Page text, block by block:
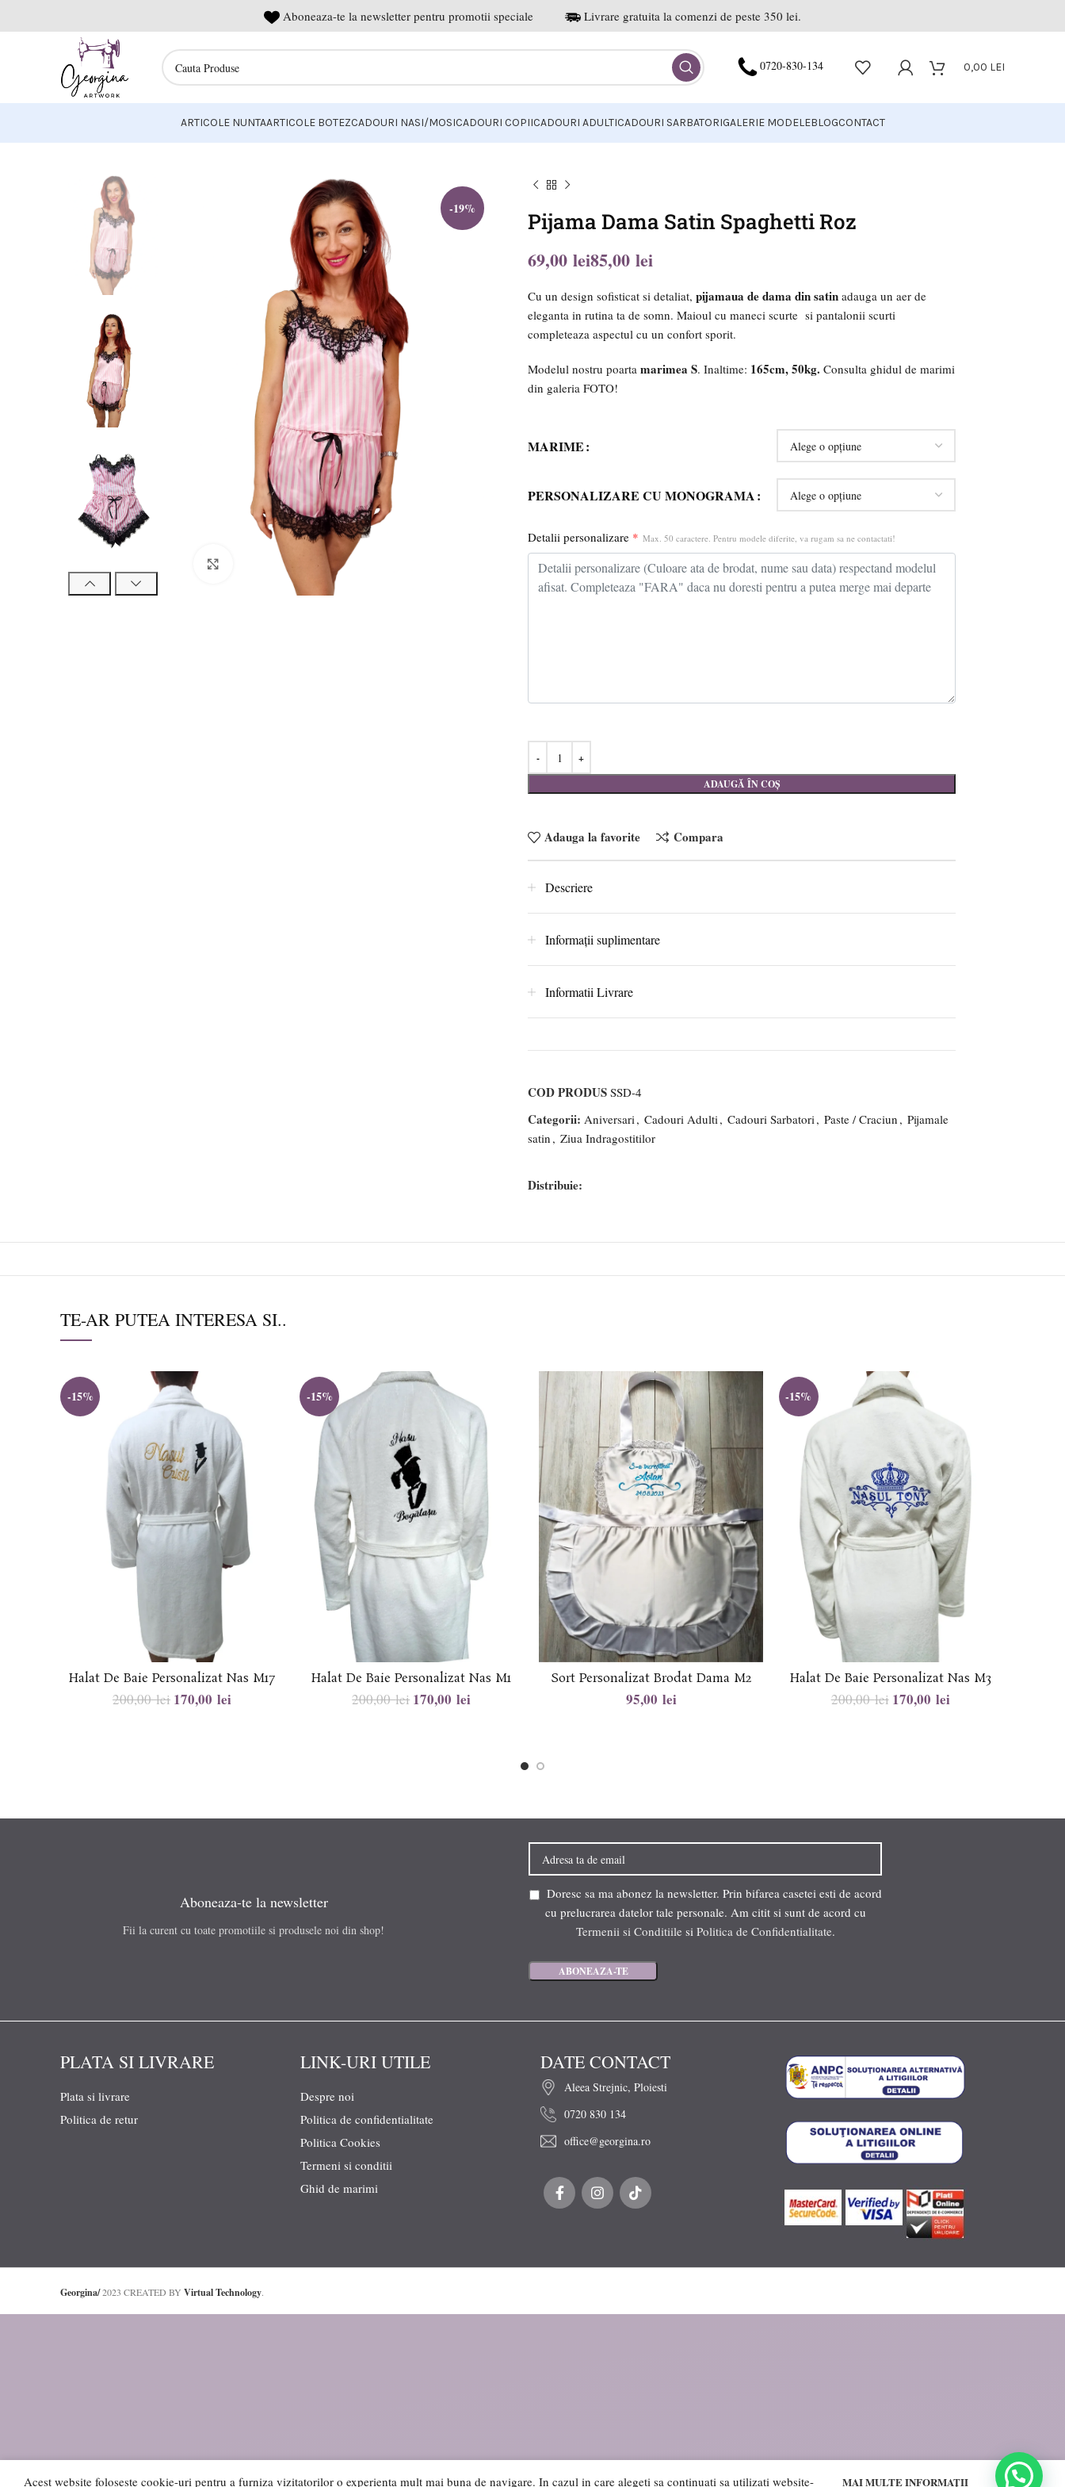
Aboneaza-te la newsletter pentru promotii speciale Livrare gratuita la comenzi de peste 350 lei.
0720-830-134 0,00 LEI
ARTICOLE NUNTAARTICOLE BOTEZCADOURI NASI/MOSICADOURI COPIICADOURI ADULTICADOURI SARBATORIGALERIE MODELEBLOGCONTACT
-19%
Click to enlarge
Pijama Dama Satin Spaghetti Roz
lei lei
Cu un design sofisticat si detaliat, pijamaua de dama din satin adauga un aer de
eleganta in rutina ta de somn. Maioul cu maneci scurte si pantalonii scurti
completeaza aspectul cu un confort sporit.
Modelul nostru poarta marimea S. Inaltime: 165cm, 50kg. Consulta ghidul de marimi
din galeria FOTO!
MARIME
PERSONALIZARE CU MONOGRAMA
Detalii personalizare * Max. 50 caractere. Pentru modele diferite, va rugam sa ne contactati!
ADAUGĂ ÎN COȘ
Adauga la favorite Compara
Descriere
Informații suplimentare
Informatii Livrare
COD PRODUS SSD-4
Categorii: Aniversari, Cadouri Adulti, Cadouri Sarbatori, Paste / Craciun , Pijamale
satin , Ziua Indragostitilor
Distribuie:
TE-AR PUTEA INTERESA SI..
-15%
Halat De Baie Personalizat Nas M17
200,00lei 170,00lei
-15%
Halat De Baie Personalizat Nas M1
200,00lei 170,00lei
Sort Personalizat Brodat Dama M2
lei
-15%
Halat De Baie Personalizat Nas M3
200,00lei 170,00 lei
Aboneaza-te la newsletter
Fii la curent cu toate promotiile si produsele noi din shop!
Doresc sa ma abonez la newsletter. Prin bifarea casetei esti de acord
cu prelucrarea datelor tale personale. Am citit si sunt de acord cu
Termenii si Conditiile si Politica de Confidentialitate.
PLATA SI LIVRARE
Plata si livrare
Politica de retur
LINK-URI UTILE
Despre noi
Politica de confidentialitate
Politica Cookies
Termeni si conditii
Ghid de marimi
DATE CONTACT
Aleea Strejnic, Ploiesti
0720 830 134
office@georgina.ro
Georgina/2023 CREATED BY Virtual Technology.
Acest website foloseste cookie-uri pentru a furniza vizitatorilor o experienta mult mai buna de navigare. In cazul in care alegeti sa continuati sa utilizati website- MAI MULTE INFORMAȚII